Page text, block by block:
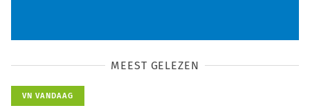
MEEST GELEZEN
VN VANDAAG